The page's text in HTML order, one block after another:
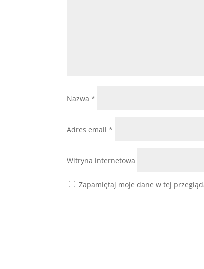
Nazwa*
Adres email*
Witryna internetowa
Zapamiętaj moje dane w tej